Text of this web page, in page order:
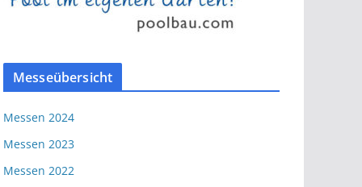
Messeübersicht
Messen 2024
Messen 2023
Messen 2022